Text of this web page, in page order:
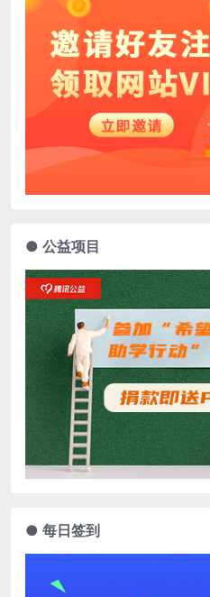
● 公益项目
● 每日签到